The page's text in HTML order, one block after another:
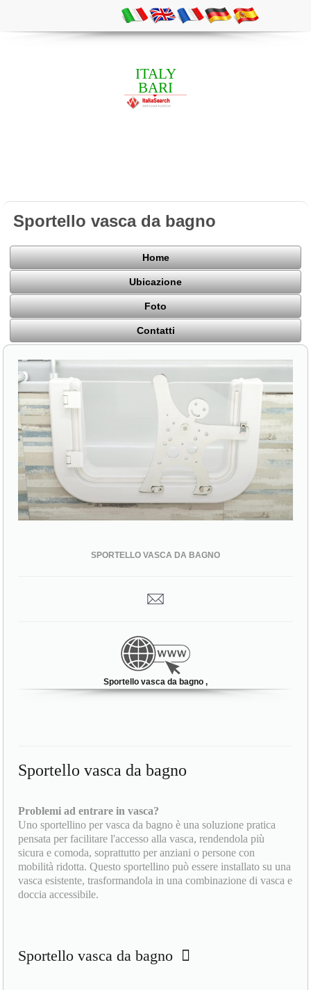
ITALY
BARI
Sportello vasca da bagno
Home
Ubicazione
Foto
Contatti
SPORTELLO VASCA DA BAGNO
Sportello vasca da bagno ,
Sportello vasca da bagno
Problemi ad entrare in vasca?
Uno sportellino per vasca da bagno è una soluzione pratica
pensata per facilitare l'accesso alla vasca, rendendola più
sicura e comoda, soprattutto per anziani o persone con
mobilità ridotta. Questo sportellino può essere installato su una
vasca esistente, trasformandola in una combinazione di vasca e
doccia accessibile.
Sportello vasca da bagno